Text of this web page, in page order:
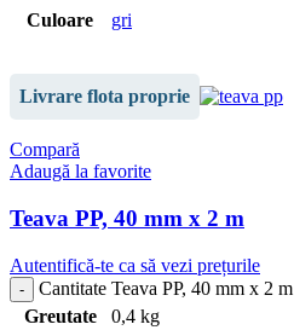
Culoare gri
Livrare flota proprie
Compară
Adaugă la favorite
Teava PP, 40 mm x 2 m
Autentifică-te ca să vezi prețurile
Cantitate Teava PP, 40 mm x 2 m
Greutate
0,4 kg